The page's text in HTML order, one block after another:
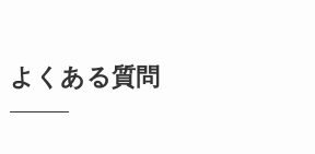
よくある質問